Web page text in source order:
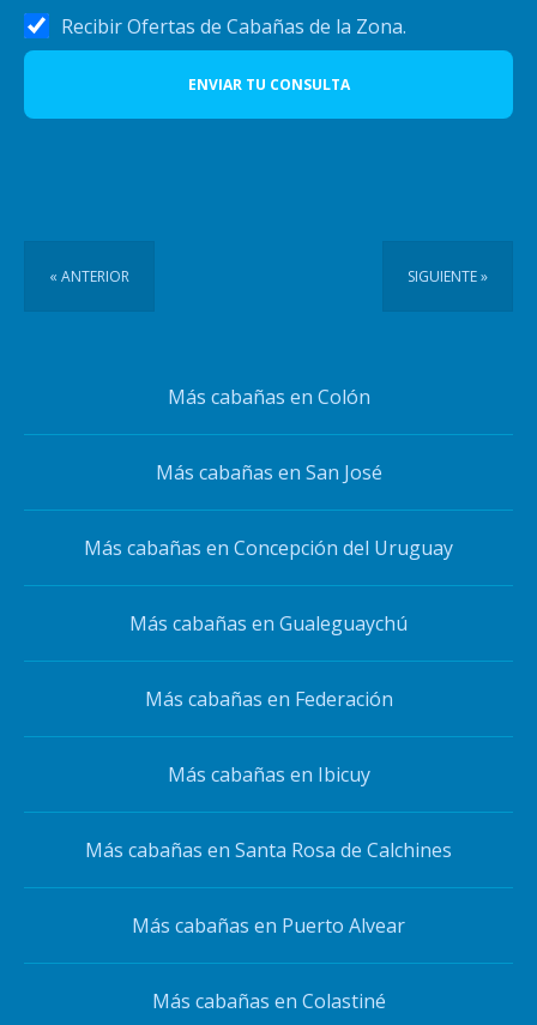
Recibir Ofertas de Cabañas de la Zona.
ENVIAR TU CONSULTA
« ANTERIOR SIGUIENTE »
Más cabañas en Colón
Más cabañas en San José
Más cabañas en Concepción del Uruguay
Más cabañas en Gualeguaychú
Más cabañas en Federación
Más cabañas en Ibicuy
Más cabañas en Santa Rosa de Calchines
Más cabañas en Puerto Alvear
Más cabañas en Colastiné